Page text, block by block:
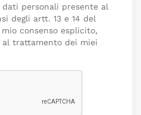
personali presente al
degli artt. 13 e 14 del
consenso esplicito,
trattamento dei miei